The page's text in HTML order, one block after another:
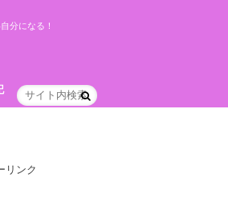
分になる！
リンク